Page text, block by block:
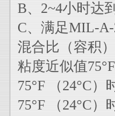
B、2~4小时达
C、满足MIL-
混合比（容积
粘度近似值
75°F （24°C
75°F （24°C